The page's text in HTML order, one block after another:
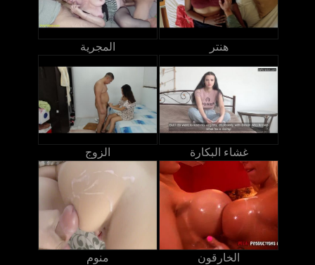
المجرية هنتر
الزوج غشاء البكارة
منوم الخارقون